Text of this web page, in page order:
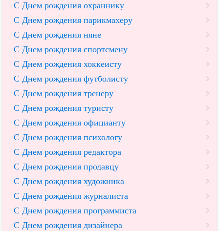
С Днем рождения охраннику
С Днем рождения парикмахеру
С Днем рождения няне
С Днем рождения спортсмену
С Днем рождения хоккеисту
С Днем рождения футболисту
С Днем рождения тренеру
С Днем рождения туристу
С Днем рождения официанту
С Днем рождения психологу
С Днем рождения редактора
С Днем рождения продавцу
С Днем рождения художника
С Днем рождения журналиста
С Днем рождения программиста
С Днем рождения дизайнера